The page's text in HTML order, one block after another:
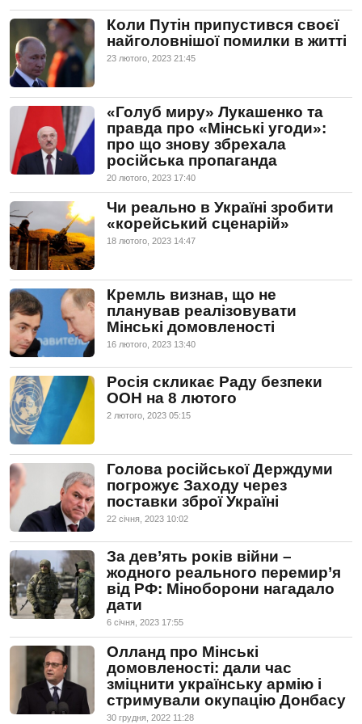
Коли Путін припустився своєї
найголовнішої помилки в житті
23 лютого, 2023 21:45
«Голуб миру» Лукашенко та
правда про «Мінські угоди»:
про що знову збрехала
російська пропаганда
20 лютого, 2023 17:40
Чи реально в Україні зробити
«корейський сценарій»
18 лютого, 2023 14:47
Кремль визнав, що не
планував реалізовувати
Мінські домовленості
16 лютого, 2023 13:40
Росія скликає Раду безпеки
ООН на 8 лютого
2 лютого, 2023 05:15
Голова російської Держдуми
погрожує Заходу через
поставки зброї Україні
22 сiчня, 2023 10:02
За дев’ять років війни –
жодного реального перемир’я
від РФ: Міноборони нагадало
дати
6 сiчня, 2023 17:55
Олланд про Мінські
домовленості: дали час
зміцнити українську армію і
стримували окупацію Донбасу
30 грудня, 2022 11:28